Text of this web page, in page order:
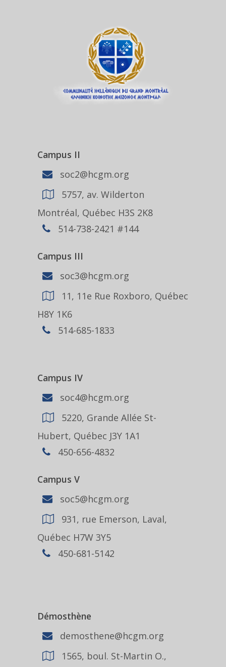
Campus II
soc2@hcgm.org
5757, av. Wilderton
Montréal, Québec H3S 2K8
514-738-2421 #144
Campus III
soc3@hcgm.org
11, 11e Rue Roxboro, Québec
H8Y 1K6
514-685-1833
Campus IV
soc4@hcgm.org
5220, Grande Allée St-
Hubert, Québec J3Y 1A1
450-656-4832
Campus V
soc5@hcgm.org
931, rue Emerson, Laval,
Québec H7W 3Y5
450-681-5142
Démosthène
demosthene@hcgm.org
1565, boul. St-Martin O.,